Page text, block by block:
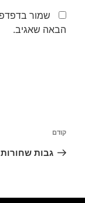
שמור
הבאה שאגיב.
קודם
גבות שחורות